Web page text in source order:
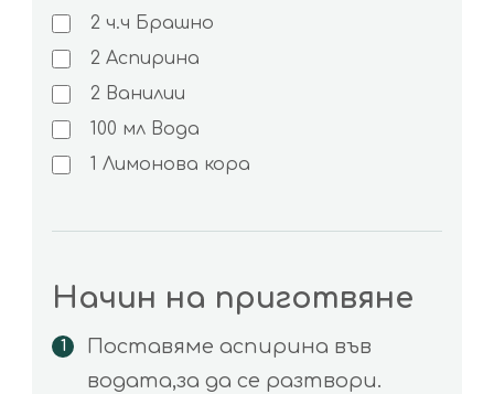
2 ч.ч Брашно
2 Аспирина
2 Ванилии
100 мл Вода
1 Лимонова кора
Начин на приготвяне
Поставяме аспирина във
водата,за да се разтвори.